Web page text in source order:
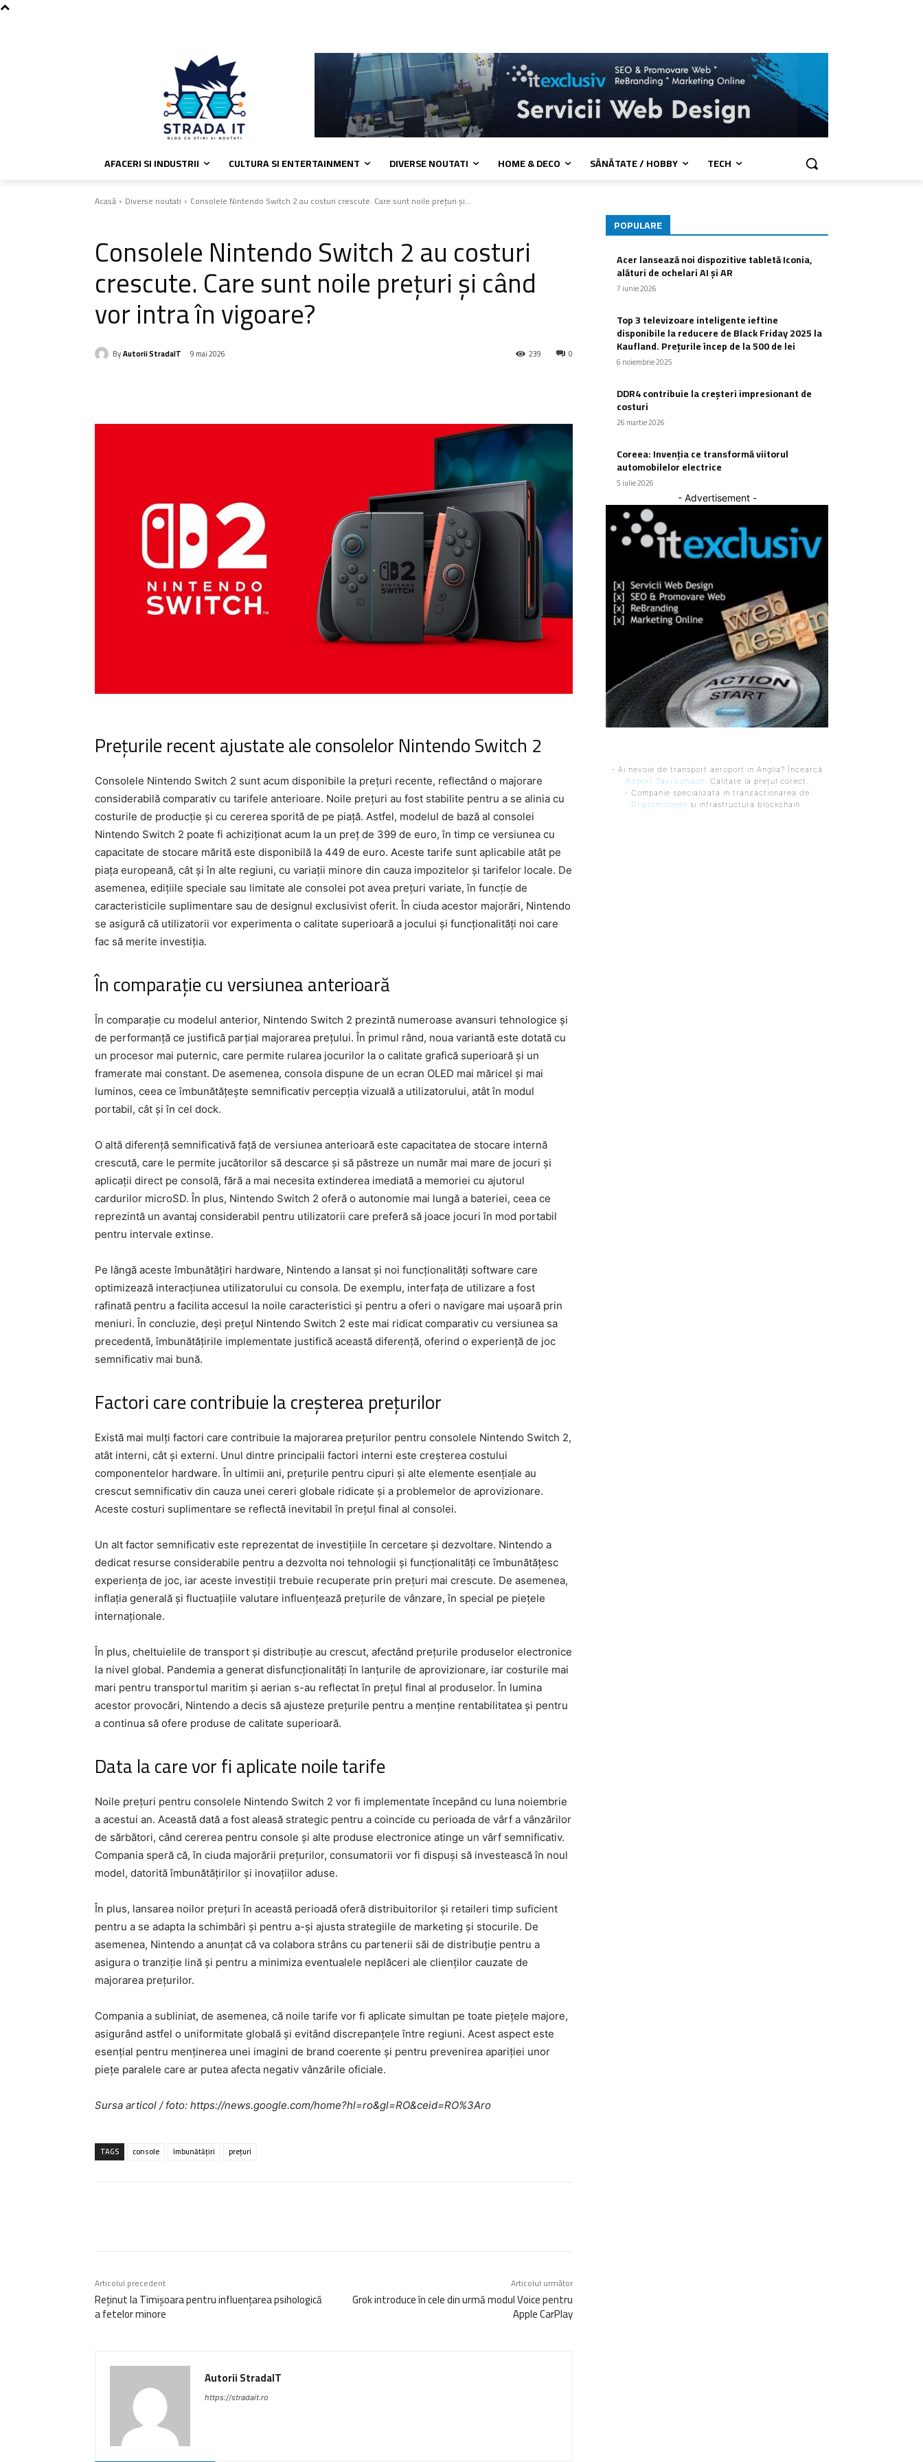
AFACERI SI INDUSTRII CULTURA SI ENTERTAINMENT DIVERSE NOUTATI HOME & DECO SĂNĂTATE / HOBBY TECH
Acasă Diverse noutati Consolele Nintendo Switch 2 au costuri crescute. Care sunt noile prețuri și...
Consolele Nintendo Switch 2 au costuri
crescute. Care sunt noile prețuri și când
vor intra în vigoare?
ByAutorii StradaIT 9 mai 2026 0
239
Prețurile recent ajustate ale consolelor Nintendo Switch 2
Consolele Nintendo Switch 2 sunt acum disponibile la prețuri recente, reflectând o majorare
considerabilă comparativ cu tarifele anterioare. Noile prețuri au fost stabilite pentru a se alinia cu
costurile de producție și cu cererea sporită de pe piață. Astfel, modelul de bază al consolei
Nintendo Switch 2 poate fi achiziționat acum la un preț de 399 de euro, în timp ce versiunea cu
capacitate de stocare mărită este disponibilă la 449 de euro. Aceste tarife sunt aplicabile atât pe
piața europeană, cât și în alte regiuni, cu variații minore din cauza impozitelor și tarifelor locale. De
asemenea, edițiile speciale sau limitate ale consolei pot avea prețuri variate, în funcție de
caracteristicile suplimentare sau de designul exclusivist oferit. În ciuda acestor majorări, Nintendo
se asigură că utilizatorii vor experimenta o calitate superioară a jocului și funcționalități noi care
fac să merite investiția.
În comparație cu versiunea anterioară
În comparație cu modelul anterior, Nintendo Switch 2 prezintă numeroase avansuri tehnologice și
de performanță ce justifică parțial majorarea prețului. În primul rând, noua variantă este dotată cu
un procesor mai puternic, care permite rularea jocurilor la o calitate grafică superioară și un
framerate mai constant. De asemenea, consola dispune de un ecran OLED mai măricel și mai
luminos, ceea ce îmbunătățește semnificativ percepția vizuală a utilizatorului, atât în modul
portabil, cât și în cel dock.
O altă diferență semnificativă față de versiunea anterioară este capacitatea de stocare internă
crescută, care le permite jucătorilor să descarce și să păstreze un număr mai mare de jocuri și
aplicații direct pe consolă, fără a mai necesita extinderea imediată a memoriei cu ajutorul
cardurilor microSD. În plus, Nintendo Switch 2 oferă o autonomie mai lungă a bateriei, ceea ce
reprezintă un avantaj considerabil pentru utilizatorii care preferă să joace jocuri în mod portabil
pentru intervale extinse.
Pe lângă aceste îmbunătățiri hardware, Nintendo a lansat și noi funcționalități software care
optimizează interacțiunea utilizatorului cu consola. De exemplu, interfața de utilizare a fost
rafinată pentru a facilita accesul la noile caracteristici și pentru a oferi o navigare mai ușoară prin
meniuri. În concluzie, deși prețul Nintendo Switch 2 este mai ridicat comparativ cu versiunea sa
precedentă, îmbunătățirile implementate justifică această diferență, oferind o experiență de joc
semnificativ mai bună.
Factori care contribuie la creșterea prețurilor
Există mai mulți factori care contribuie la majorarea prețurilor pentru consolele Nintendo Switch 2,
atât interni, cât și externi. Unul dintre principalii factori interni este creșterea costului
componentelor hardware. În ultimii ani, prețurile pentru cipuri și alte elemente esențiale au
crescut semnificativ din cauza unei cereri globale ridicate și a problemelor de aprovizionare.
Aceste costuri suplimentare se reflectă inevitabil în prețul final al consolei.
Un alt factor semnificativ este reprezentat de investițiile în cercetare și dezvoltare. Nintendo a
dedicat resurse considerabile pentru a dezvolta noi tehnologii și funcționalități ce îmbunătățesc
experiența de joc, iar aceste investiții trebuie recuperate prin prețuri mai crescute. De asemenea,
inflația generală și fluctuațiile valutare influențează prețurile de vânzare, în special pe piețele
internaționale.
În plus, cheltuielile de transport și distribuție au crescut, afectând prețurile produselor electronice
la nivel global. Pandemia a generat disfuncționalități în lanțurile de aprovizionare, iar costurile mai
mari pentru transportul maritim și aerian s-au reflectat în prețul final al produselor. În lumina
acestor provocări, Nintendo a decis să ajusteze prețurile pentru a menține rentabilitatea și pentru
a continua să ofere produse de calitate superioară.
Data la care vor fi aplicate noile tarife
Noile prețuri pentru consolele Nintendo Switch 2 vor fi implementate începând cu luna noiembrie
a acestui an. Această dată a fost aleasă strategic pentru a coincide cu perioada de vârf a vânzărilor
de sărbători, când cererea pentru console și alte produse electronice atinge un vârf semnificativ.
Compania speră că, în ciuda majorării prețurilor, consumatorii vor fi dispuși să investească în noul
model, datorită îmbunătățirilor și inovațiilor aduse.
În plus, lansarea noilor prețuri în această perioadă oferă distribuitorilor și retaileri timp suficient
pentru a se adapta la schimbări și pentru a-și ajusta strategiile de marketing și stocurile. De
asemenea, Nintendo a anunțat că va colabora strâns cu partenerii săi de distribuție pentru a
asigura o tranziție lină și pentru a minimiza eventualele neplăceri ale clienților cauzate de
majorarea prețurilor.
Compania a subliniat, de asemenea, că noile tarife vor fi aplicate simultan pe toate piețele majore,
asigurând astfel o uniformitate globală și evitând discrepanțele între regiuni. Acest aspect este
esențial pentru menținerea unei imagini de brand coerente și pentru prevenirea apariției unor
piețe paralele care ar putea afecta negativ vânzările oficiale.
Sursa articol / foto: https://news.google.com/home?hl=ro&gl=RO&ceid=RO%3Aro
TAGS console îmbunătățiri prețuri
Articolul precedent
Reținut la Timișoara pentru influențarea psihologică
a fetelor minore
Articolul următor
Grok introduce în cele din urmă modul Voice pentru
Apple CarPlay
Autorii StradaIT
https://stradait.ro
POPULARE
Acer lansează noi dispozitive tabletă Iconia,
alături de ochelari AI și AR
7 iunie 2026
Top 3 televizoare inteligente ieftine
disponibile la reducere de Black Friday 2025 la
Kaufland. Prețurile încep de la 500 de lei
6 noiembrie 2025
DDR4 contribuie la creșteri impresionant de
costuri
26 martie 2026
Coreea: Invenția ce transformă viitorul
automobilelor electrice
5 iulie 2026
- Advertisement -
- Ai nevoie de transport aeroport in Anglia? Încearcă
Airport Taxi London. Calitate la prețul corect.
- Companie specializata in tranzactionarea de
Criptomonede si infrastructura blockchain.